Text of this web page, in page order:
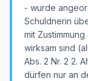
- wurde
Schuldnerin
mit
wirksam sind
Abs. 2 Nr. 2 2.
dürfen nur an